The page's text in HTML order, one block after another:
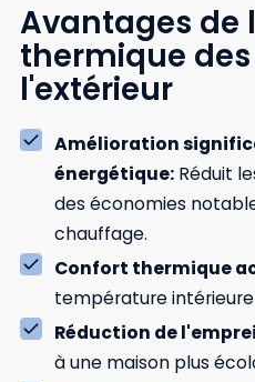
Avantages de
thermique
l'extérieur
Amélioration
énergétique: Réduit
des économies
chauffage.
Confort thermique
température
Réduction de
à une maison plus